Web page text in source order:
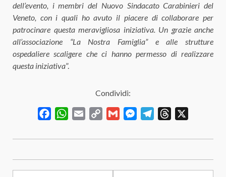
dell’evento, i membri del Nuovo Sindacato Carabinieri del
Veneto, con i quali ho avuto il piacere di collaborare per
patrocinare questa meravigliosa iniziativa. Un grazie anche
all’associazione “La Nostra Famiglia” e alle strutture
ospedaliere scaligere che ci hanno permesso di realizzare
questa iniziativa”.
Condividi:
FacebookWhatsApp
Email
Copy
Gmail MessengerTelegramThreads